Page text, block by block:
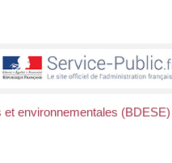
environnementales (BDESE)